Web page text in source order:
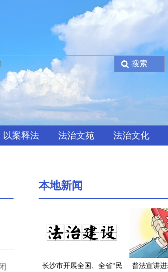
以案释法 法治文苑 法治文化
本地新闻
长沙市开展全国、全省“民
普法宣讲